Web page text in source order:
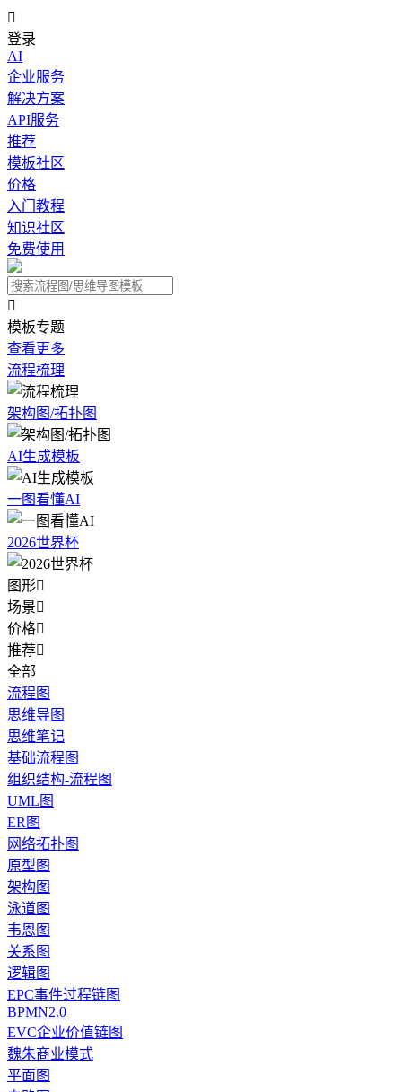

登录
AI
企业服务
解决方案
API服务
推荐
模板社区
价格
入门教程
知识社区
免费使用

模板专题
查看更多
流程梳理
架构图/拓扑图
AI生成模板
一图看懂AI
2026世界杯
图形
场景
价格
推荐
全部
流程图
思维导图
思维笔记
基础流程图
组织结构-流程图
UML图
ER图
网络拓扑图
原型图
架构图
泳道图
韦恩图
关系图
逻辑图
EPC事件过程链图
BPMN2.0
EVC企业价值链图
魏朱商业模式
平面图